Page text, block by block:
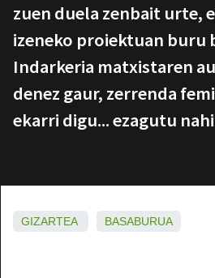
zuen duela zenbait urte,
izeneko proiektuan buru
Indarkeria matxistaren
denez gaur, zerrenda
ekarri digu... ezagutu
GIZARTEA BASABURUA